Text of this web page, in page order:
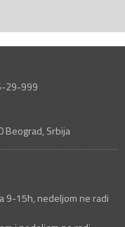
29-999
Beograd, Srbija
9-15h, nedeljom ne radi